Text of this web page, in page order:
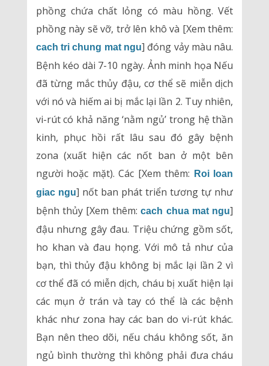
phồng chứa chất lỏng có màu hồng. Vết
phồng này sẽ vỡ, trở lên khô và [Xem thêm:
cach tri chung mat ngu] đóng vảy màu nâu.
Bệnh kéo dài 7-10 ngày. Ảnh minh họa Nếu
đã từng mắc thủy đậu, cơ thể sẽ miễn dịch
với nó và hiếm ai bị mắc lại lần 2. Tuy nhiên,
vi-rút có khả năng ‘nằm ngủ’ trong hệ thần
kinh, phục hồi rất lâu sau đó gây bệnh
zona (xuất hiện các nốt ban ở một bên
người hoặc mặt). Các [Xem thêm:
Roi loan
giac ngu] nốt ban phát triển tương tự như
bệnh thủy [Xem thêm:cach chua mat ngu]
đậu nhưng gây đau. Triệu chứng gồm sốt,
ho khan và đau họng. Với mô tả như của
bạn, thì thủy đậu không bị mắc lại lần 2 vì
cơ thể đã có miễn dịch, cháu bị xuất hiện lại
các mụn ở trán và tay có thể là các bệnh
khác như zona hay các ban do vi-rút khác.
Bạn nên theo dõi, nếu cháu không sốt, ăn
ngủ bình thường thì không phải đưa cháu